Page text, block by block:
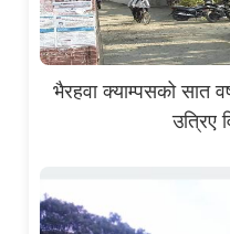
भैरहवा क्याम्पसको सात
उत्रिए